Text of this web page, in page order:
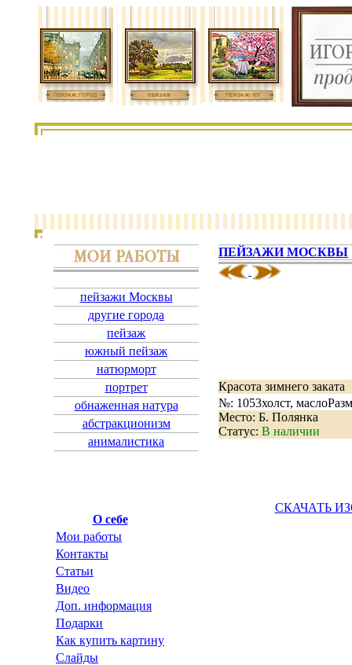
пейзажи Москвы
другие города
пейзаж
южный пейзаж
натюрморт
портрет
обнаженная натура
абстракционизм
анималистика
О себе
Мои работы
Контакты
Статьи
Видео
Доп. информация
Подарки
Как купить картину
Слайды
ПЕЙЗАЖИ МОСКВЫ
Красота зимнего заката
№: 1053холст, масло
Место: Б. Полянка
Статус: В наличии
СКАЧАТЬ